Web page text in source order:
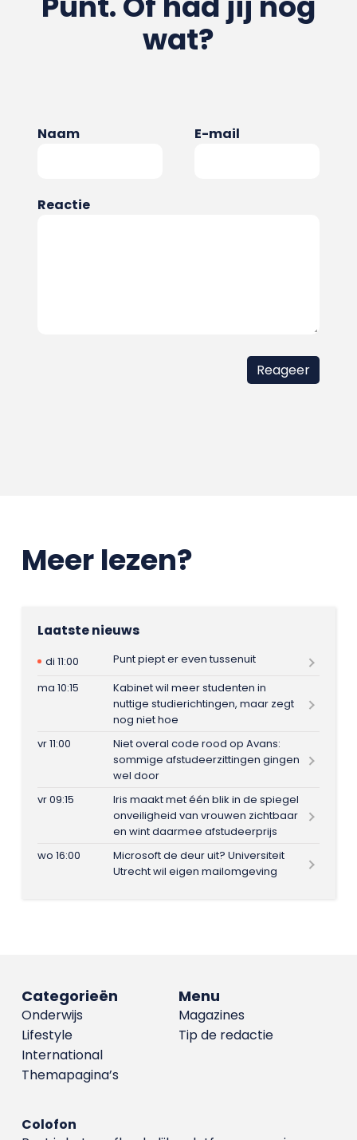
wat?
Naam E-mail
Reactie
Meer lezen?
Laatste nieuws
di 11:00
Punt piept er even tussenuit
ma 10:15
Kabinet wil meer studenten in
nuttige studierichtingen, maar zegt
nog niet hoe
vr 11:00
Niet overal code rood op Avans:
sommige afstudeerzittingen gingen
wel door
vr 09:15
Iris maakt met één blik in de spiegel
onveiligheid van vrouwen zichtbaar
en wint daarmee afstudeerprijs
wo 16:00
Microsoft de deur uit? Universiteit
Utrecht wil eigen mailomgeving
Menu
Magazines
Tip de redactie
Categorieën
Onderwijs
Lifestyle
International
Themapagina’s
Colofon